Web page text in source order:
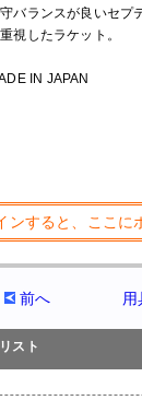
バランスが良いセプ
視したラケット。
IN JAPAN
ンすると、ここ
前へ
スト